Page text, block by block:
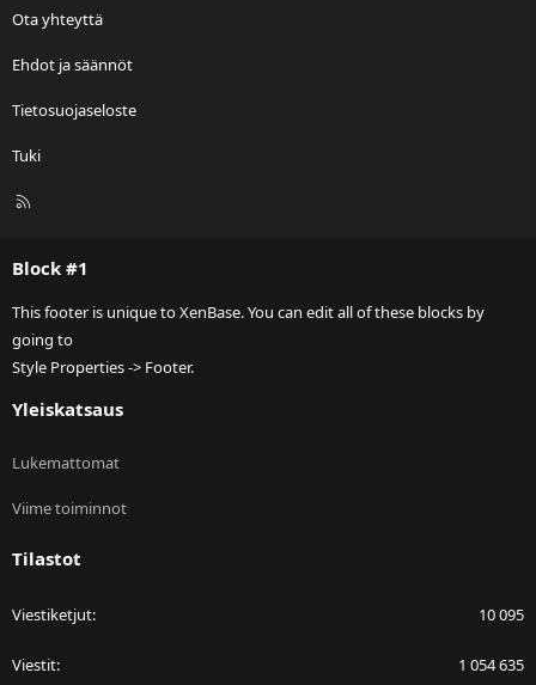
Ota yhteyttä
Ehdot ja säännöt
Tietosuojaseloste
Tuki
R
Block #1
This footer is unique to XenBase. You can edit all of these blocks by
going to
Style Properties -> Footer.
Yleiskatsaus
Lukemattomat
Viime toiminnot
Tilastot
Viestiketjut 10 095
Viestit 1 054 635